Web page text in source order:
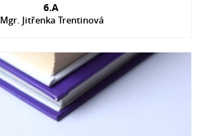
6.A
Mgr. Jitřenka Trentinová